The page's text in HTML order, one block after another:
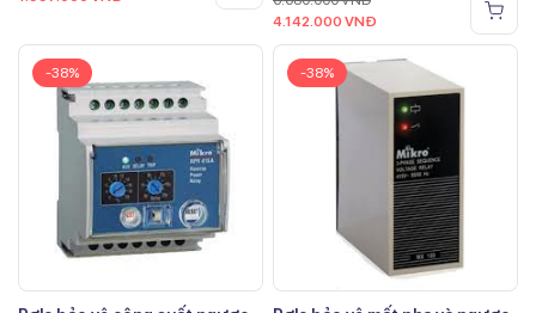
4.142.000 VNĐ
-38% -38%